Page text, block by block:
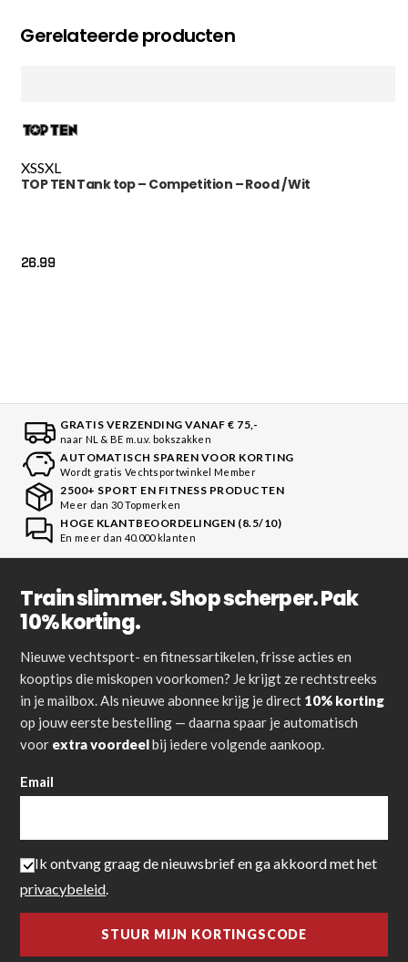
Gerelateerde producten
XSSXL
TOP TEN Tank top – Competition – Rood / Wit
26.99
GRATIS VERZENDING VANAF € 75,-
naar NL & BE m.u.v. bokszakken
AUTOMATISCH SPAREN VOOR KORTING
Wordt gratis Vechtsportwinkel Member
2500+ SPORT EN FITNESS PRODUCTEN
Meer dan 30 Topmerken
HOGE KLANTBEOORDELINGEN (8.5/10)
En meer dan 40.000 klanten
Train slimmer. Shop scherper. Pak
10% korting.
Nieuwe vechtsport- en fitnessartikelen, frisse acties en
kooptips die miskopen voorkomen? Je krijgt ze rechtstreeks
in je mailbox. Als nieuwe abonnee krijg je direct 10% korting
op jouw eerste bestelling — daarna spaar je automatisch
voor extra voordeelbij iedere volgende aankoop.
Email
Ik ontvang graag de nieuwsbrief en ga akkoord met het
privacybeleid